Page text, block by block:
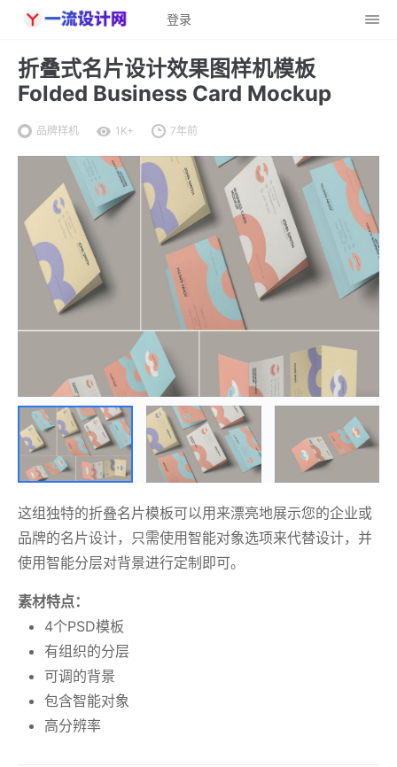
登录
折叠式名片设计效果图样机模板
Folded Business Card Mockup
品牌样机 1K+ 7年前
这组独特的折叠名片模板可以用来漂亮地展示您的企业或
品牌的名片设计，只需使用智能对象选项来代替设计，并
使用智能分层对背景进行定制即可。
素材特点：
4个PSD模板
有组织的分层
可调的背景
包含智能对象
高分辨率